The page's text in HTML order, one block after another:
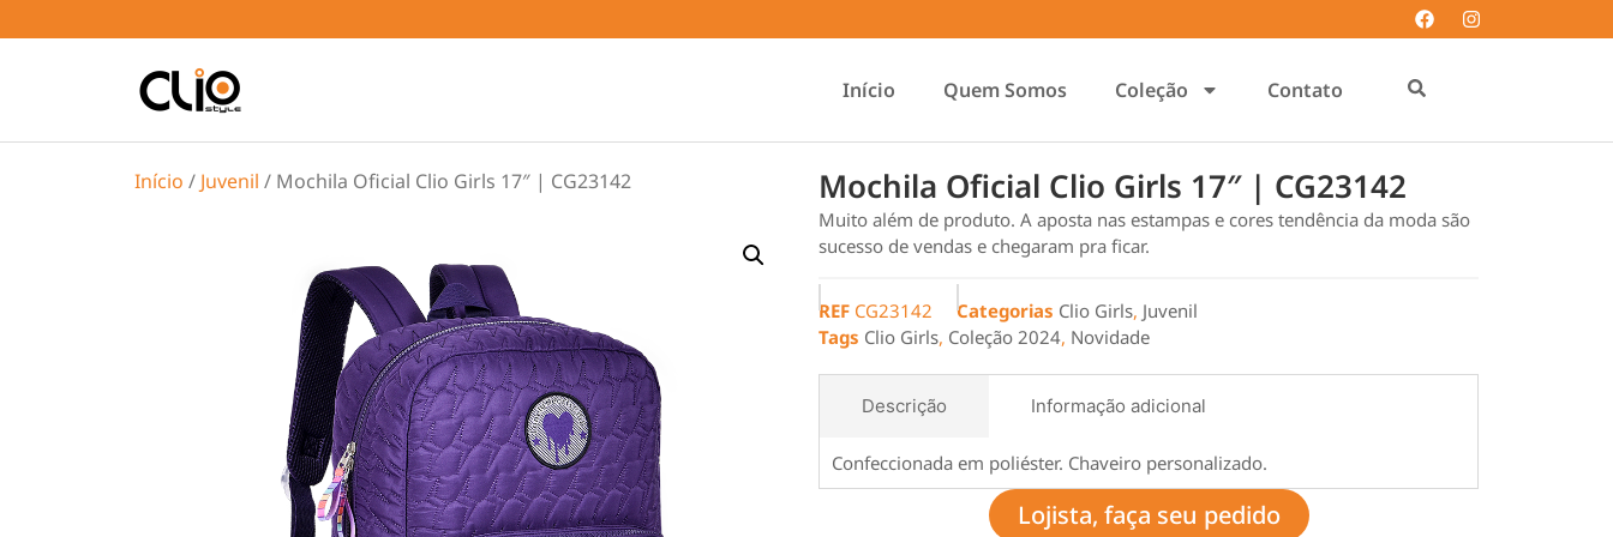
Início Quem Somos Coleção Contato
Início / Juvenil / Mochila Oficial Clio Girls 17″ | CG23142 Mochila Oficial Clio Girls 17″ | CG23142
Muito além de produto. A aposta nas estampas e cores tendência da moda são
sucesso de vendas e chegaram pra ficar.
REF CG23142 Categorias Clio Girls, Juvenil
Tags Clio Girls, Coleção 2024, Novidade
Descrição Informação adicional
Confeccionada em poliéster. Chaveiro personalizado.
Lojista, faça seu pedido